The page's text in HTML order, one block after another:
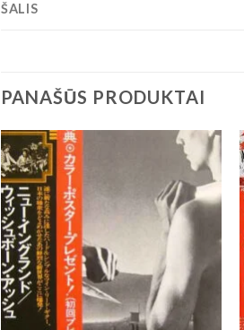
ŠALIS
PANAŠŪS PRODUKTAI